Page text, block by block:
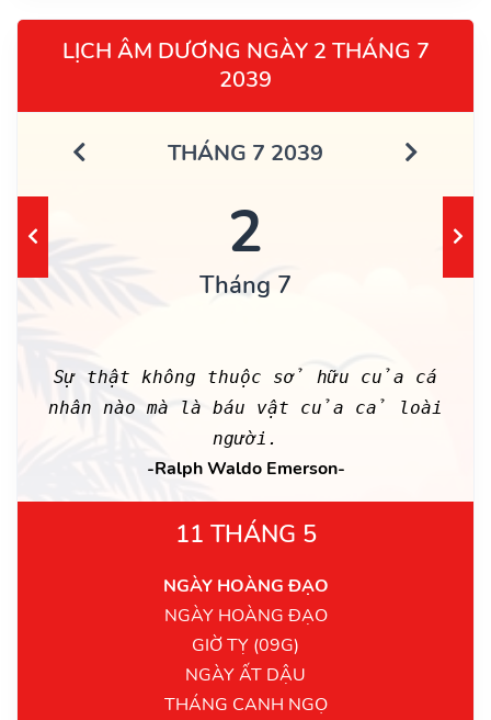
LỊCH ÂM DƯƠNG NGÀY 2 THÁNG 7
2039
THÁNG 7 2039
2
Tháng 7
Sự thật không thuộc sở hữu của cá
nhân nào mà là báu vật của cả loài
người.
-Ralph Waldo Emerson-
11 THÁNG 5
NGÀY HOÀNG ĐẠO
NGÀY HOÀNG ĐẠO
GIỜ TỴ (09G)
NGÀY ẤT DẬU
THÁNG CANH NGỌ